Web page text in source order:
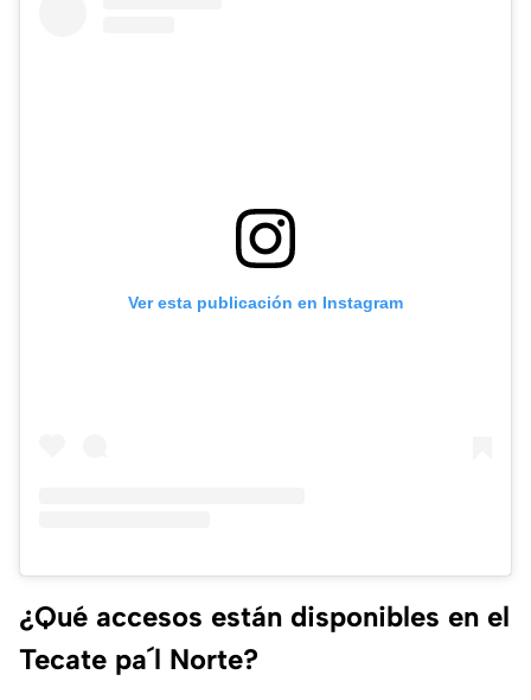
Ver esta publicación en Instagram
¿Qué accesos están disponibles en el
Tecate pa´l Norte?